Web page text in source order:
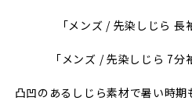
「メンズ / 先染しじら 長
「メンズ / 先染しじら 7分
凸凹のあるしじら素材で暑い時期